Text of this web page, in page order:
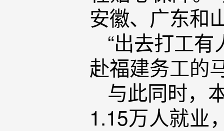
安徽、广东和
“出去打工
赴福建务工的
与此同时，
1.15万人就业